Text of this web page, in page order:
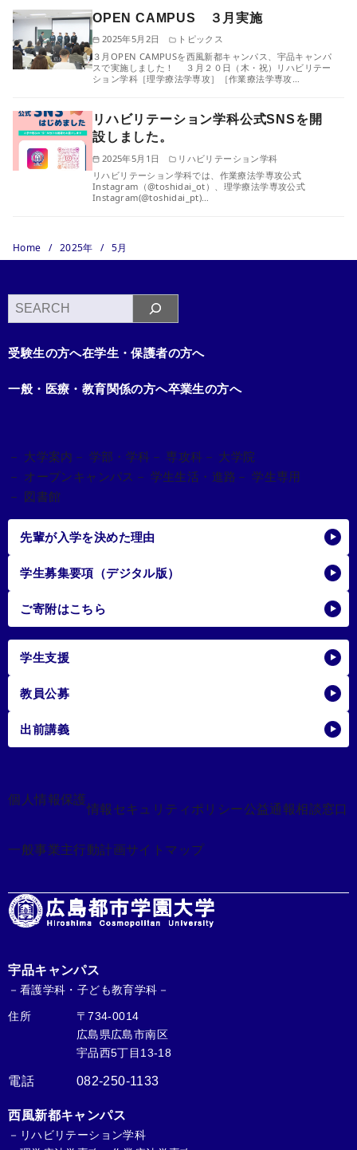
OPEN CAMPUS ３月実施
2025年5月2日
トピックス
３月OPEN CAMPUSを西風新都キャンパス、宇品キャンパ
スで実施しました！ ３月２０日（木・祝）リハビリテー
ション学科［理学療法学専攻］［作業療法学専攻…
リハビリテーション学科公式SNSを開
設しました。
2025年5月1日
リハビリテーション学科
リハビリテーション学科では、作業療法学専攻公式
Instagram（@toshidai_ot）、理学療法学専攻公式
Instagram(@toshidai_pt)…
Home 2025年 5月
宇品キャンパス
－看護学科・子ども教育学科－
住所
〒734-0014
広島県広島市南区
宇品西5丁目13-18
電話 082-250-1133
西風新都キャンパス
－リハビリテーション学科
検
索
受験生の方へ在学生・保護者の方へ
一般・医療・教育関係の方へ卒業生の方へ
－ 大学案内 － 学部・学科 － 専攻科 － 大学院
－ オープンキャンパス － 学生生活・進路 － 学生専用
－ 図書館
先輩が入学を決めた理由
学生募集要項（デジタル版）
ご寄附はこちら
学生支援
教員公募
出前講義
個人情報保護
情報セキュリティポリシー公益通報相談窓口
一般事業主行動計画サイトマップ